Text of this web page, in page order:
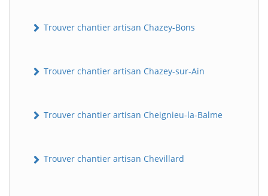
Trouver chantier artisan Chazey-Bons
Trouver chantier artisan Chazey-sur-Ain
Trouver chantier artisan Cheignieu-la-Balme
Trouver chantier artisan Chevillard